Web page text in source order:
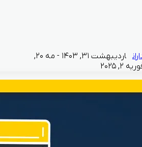
اردیبهشت ۳۱, ۱۴۰۳ - مه ۲۰,